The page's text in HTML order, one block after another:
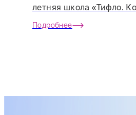
летняя школа «Тифло.
Подробнее